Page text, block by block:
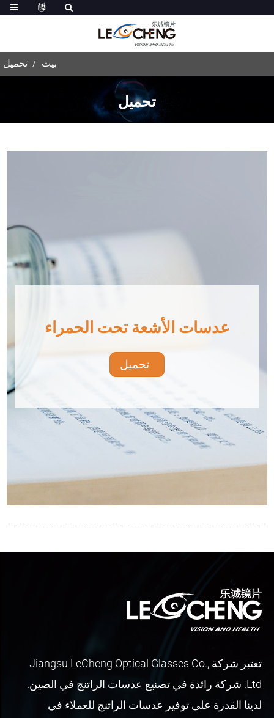
بيت تحميل
تحميل
عدسات الأشعة تحت الحمراء
تحميل
تعتبر شركة Jiangsu LeCheng Optical Glasses Co.,
Ltd. شركة رائدة في تصنيع عدسات الراتنج في الصين.
لدينا القدرة على توفير عدسات الراتنج للعملاء في